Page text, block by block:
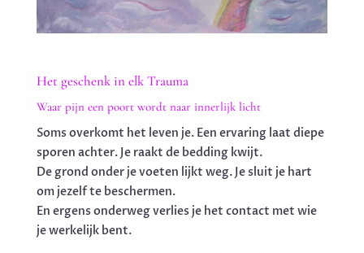
Het geschenk in elk Trauma
Waar pijn een poort wordt naar innerlijk licht
Soms overkomt het leven je. Een ervaring laat diepe
sporen achter. Je raakt de bedding kwijt.
De grond onder je voeten lijkt weg. Je sluit je hart
om jezelf te beschermen.
En ergens onderweg verlies je het contact met wie
je werkelijk bent.